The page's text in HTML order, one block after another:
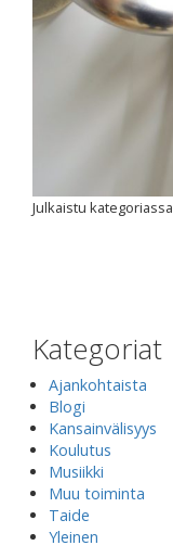
Julkaistu kategoriassa
Kategoriat
Ajankohtaista
Blogi
Kansainvälisyys
Koulutus
Musiikki
Muu toiminta
Taide
Yleinen